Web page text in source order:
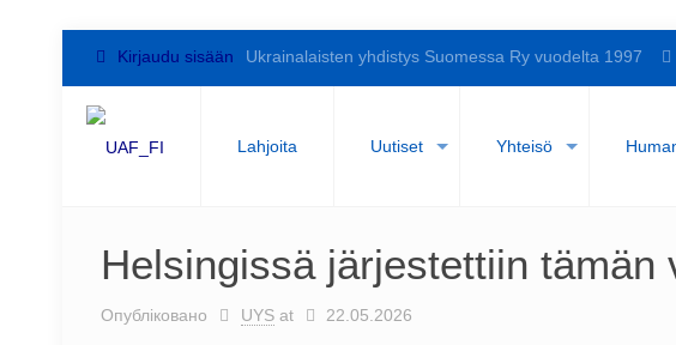
Kirjaudu sisään Ukrainalaisten yhdistys Suomessa Ry vuodelta 1997
Lahjoita Uutiset Yhteisö
Helsingissä järjestettiin
Опубліковано UYS at 22.05.2026